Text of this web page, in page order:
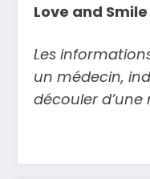
Love and
Les
un médecin,
découler